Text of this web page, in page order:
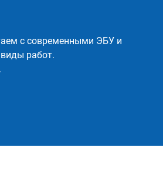
с современными ЭБУ и
работ.